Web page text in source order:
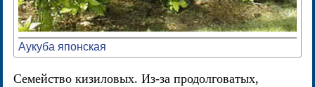
Аукуба японская
Семейство кизиловых. Из-за продолговатых,